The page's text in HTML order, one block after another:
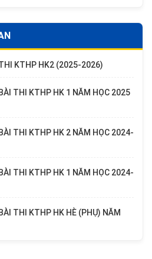
KTHP HK2 (2025-2026)
THI KTHP HK 1 NĂM HỌC 2025
THI KTHP HK 2 NĂM HỌC 2024-
THI KTHP HK 1 NĂM HỌC 2024-
THI KTHP HK HÈ (PHỤ) NĂM